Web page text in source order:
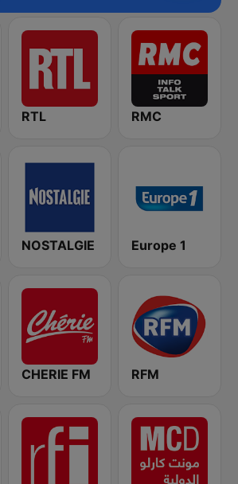
RTL RMC
NOSTALGIE Europe 1
CHERIE FM RFM